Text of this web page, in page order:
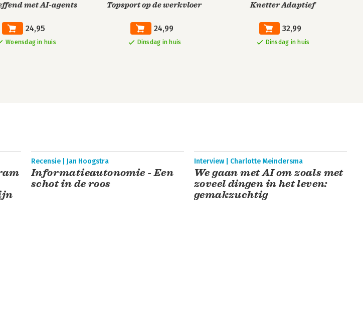
met AI-agents
24,95
Woensdag in huis
Topsport op de werkvloer
24,99
Dinsdag in huis
Knetter Adaptief
32,99
Dinsdag in huis
Recensie | Jan Hoogstra
Informatieautonomie - Een
schot in de roos
Interview | Charlotte Meindersma
We gaan met AI om zoals met
zoveel dingen in het leven:
gemakzuchtig